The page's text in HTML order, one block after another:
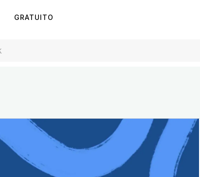
GRATUITO